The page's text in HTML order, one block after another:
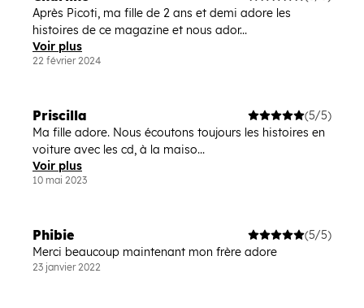
Après Picoti, ma fille de 2 ans et demi adore les
histoires de ce magazine et nous ador...
Voir plus
22 février 2024
Priscilla
(5/5)
Ma fille adore. Nous écoutons toujours les histoires en
voiture avec les cd, à la maiso...
Voir plus
10 mai 2023
Phibie
(5/5)
Merci beaucoup maintenant mon frère adore
23 janvier 2022